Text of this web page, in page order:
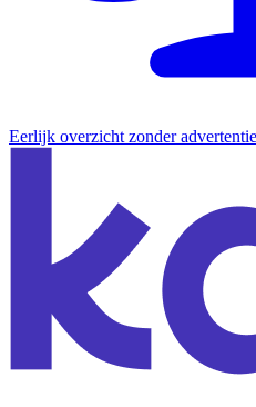
Eerlijk overzicht zonder